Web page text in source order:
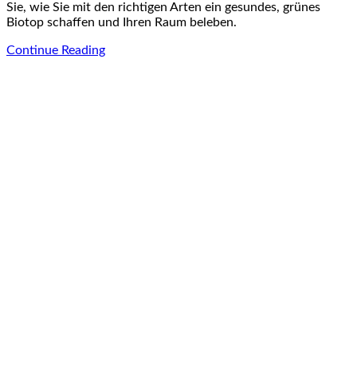
Sie, wie Sie mit den richtigen Arten ein gesundes, grünes
Biotop schaffen und Ihren Raum beleben.
Continue Reading